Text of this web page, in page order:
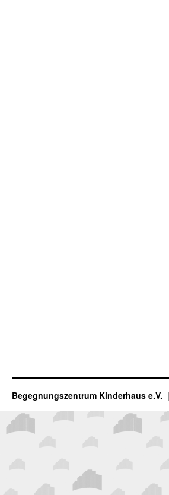
Begegnungszentrum Kinderhaus e.V.